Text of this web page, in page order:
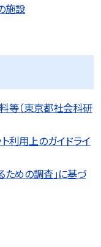
施設
等（東京都社会科研
利用上のガイドライ
ための調査」に基づ